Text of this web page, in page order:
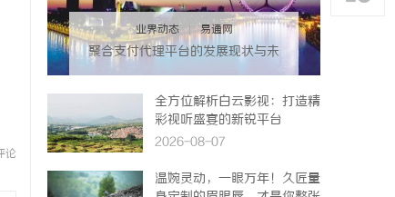
论
业界动态 | 易通网
聚合支付代理平台的发展现状与未
全方位解析白云影视：打造精
彩视听盛宴的新锐平台
2026-08-07
温婉灵动，一眼万年！久匠量